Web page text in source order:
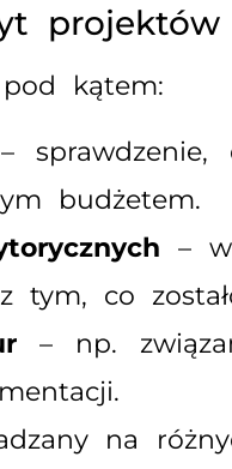
projektów
kątem:
sprawdzenie,
budżetem.
–
tym, co
– np.
na